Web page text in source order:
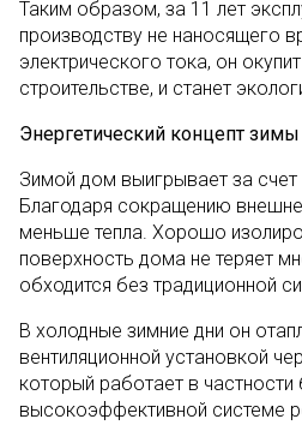
Таким образом, за 11 лет
производству не наносящего
электрического тока, он
строительстве, и станет
Энергетический концепт зимы
Зимой дом выигрывает за
Благодаря сокращению
меньше тепла. Хорошо
поверхность дома не теряет
обходится без традиционной
В холодные зимние дни он
вентиляционной установкой
который работает в частности
высокоэффективной системе